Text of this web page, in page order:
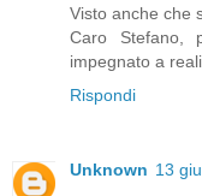
Visto anche che
Caro Stefano,
impegnato a
Rispondi
Unknown 13